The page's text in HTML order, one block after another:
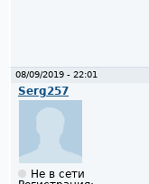
08/09/2019 - 22:01
Serg257
Не в сети